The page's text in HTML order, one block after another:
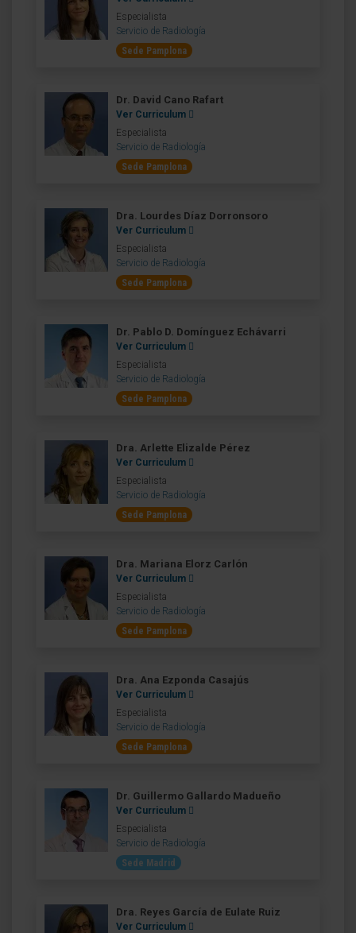
Especialista
Servicio de Radiología
Sede Pamplona
Dr. David Cano Rafart
Ver Curriculum
Especialista
Servicio de Radiología
Sede Pamplona
Dra. Lourdes Díaz Dorronsoro
Ver Curriculum
Especialista
Servicio de Radiología
Sede Pamplona
Dr. Pablo D. Domínguez Echávarri
Ver Curriculum
Especialista
Servicio de Radiología
Sede Pamplona
Dra. Arlette Elizalde Pérez
Ver Curriculum
Especialista
Servicio de Radiología
Sede Pamplona
Dra. Mariana Elorz Carlón
Ver Curriculum
Especialista
Servicio de Radiología
Sede Pamplona
Dra. Ana Ezponda Casajús
Ver Curriculum
Especialista
Servicio de Radiología
Sede Pamplona
Dr. Guillermo Gallardo Madueño
Ver Curriculum
Especialista
Servicio de Radiología
Sede Madrid
Dra. Reyes García de Eulate Ruiz
Ver Curriculum